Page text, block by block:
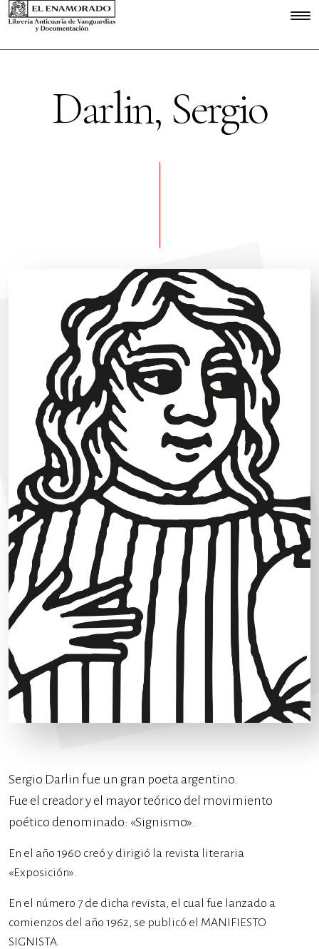
Darlin, Sergio
Sergio Darlin fue un gran poeta argentino.
Fue el creador y el mayor teórico del movimiento
poético denominado: «Signismo».
En el año 1960 creó y dirigió la revista literaria
«Exposición».
En el número 7 de dicha revista, el cual fue lanzado a
comienzos del año 1962, se publicó el MANIFIESTO
SIGNISTA.